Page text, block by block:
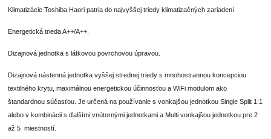
Klimatizácie Toshiba Haori patria do najvyššej triedy klimatizačných zariadení.
Energetická trieda A++/A++.
Dizajnová jednotka s látkovou povrchovou úpravou.
Dizajnová nástenná jednotka vyššej strednej triedy s mnohostrannou koncepciou
textilného krytu, maximálnou energetickou účinnosťou a WiFi modulom ako
štandardnou súčasťou. Je určená na používanie s vonkajšou jednotkou Single Split 1:1
alebo v kombinácii s ďalšími vnútornými jednotkami a Multi vonkajšou jednotkou pre 2
až 5 miestností.